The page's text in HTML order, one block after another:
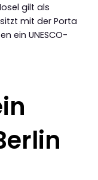
gilt als
mit der Porta
ein UNESCO-